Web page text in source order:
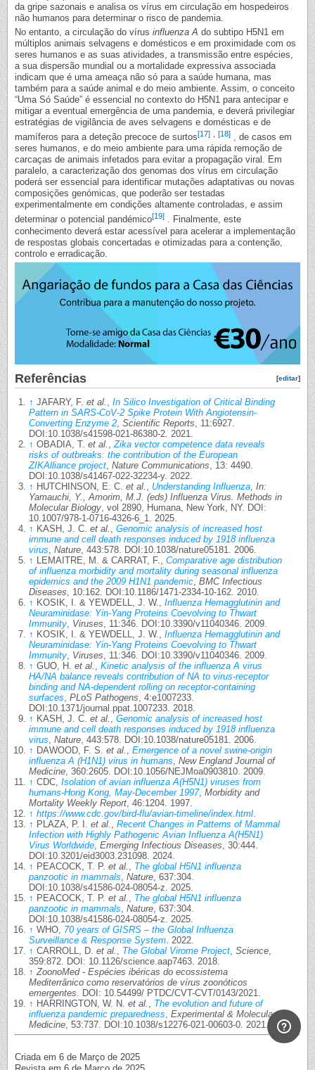
da gripe sazonais e analisa os vírus em circulação em hospedeiros
não humanos para determinar o risco de pandemia.
No entanto, a circulação do vírus influenza A do subtipo H5N1 em
múltiplos animais selvagens e domésticos e em proximidade com os
seres humanos e as suas atividades, a transmissão entre espécies,
a sua dispersão mundial ou a mortalidade expressiva associada
indicam que é uma ameaça não só para a saúde humana, mas
também para a saúde animal e do meio ambiente. Assim, o conceito
“Uma Só Saúde” é essencial no contexto do H5N1 para antecipar e
mitigar a eventual emergência de uma pandemia, e deverá privilegiar
estratégias de vigilância de aves selvagens e domésticas e de
mamíferos para a deteção precoce de surtos[17] [18] , de casos em
seres humanos, e do meio ambiente para uma rápida remoção de
carcaças de animais infetados para evitar a propagação viral. Em
paralelo, a caracterização dos genomas dos vírus em circulação
poderá ser essencial para identificar mutações adaptativas ou novas
composições genómicas, que poderão ser testadas
experimentalmente em condições altamente controladas, e assim
determinar o potencial pandémico[19] . Finalmente, este
conhecimento deverá estar acessível para acelerar a implementação
de respostas globais concertadas e otimizadas para a contenção,
controlo e erradicação.
[editar]
Referências
↑ JAFARY, F. et al.
In Silico Investigation of Critical Binding
Pattern in SARS-CoV-2 Spike Protein With Angiotensin-
Converting Enzyme 2 Scientific Reports , 11:6927.
DOI:10.1038/s41598-021-86380-2. 2021.
↑ OBADIA, T. et al.
Zika vector competence data reveals
risks of outbreaks: the contribution of the European
ZIKAlliance project Nature Communications , 13: 4490.
DOI:10.1038/s41467-022-32234-y. 2022.
↑ HUTCHINSON, E. C. et al. Understanding Influenza In:
Yamauchi, Y., Amorim, M.J. (eds) Influenza Virus. Methods in
Molecular Biology , vol 2890, Humana, New York, NY. DOI:
10.1007/978-1-0716-4326-6_1. 2025.
↑ KASH, J. C. et al.
Genomic analysis of increased host
immune and cell death responses induced by 1918 influenza
virus Nature , 443:578. DOI:10.1038/nature05181. 2006.
↑ LEMAITRE, M. & CARRAT, F., Comparative age distribution
of influenza morbidity and mortality during seasonal influenza
epidemics and the 2009 H1N1 pandemic BMC Infectious
Diseases , 10:162. DOI:10.1186/1471-2334-10-162. 2010.
↑ KOSIK, I. & YEWDELL, J. W., Influenza Hemagglutinin and
Neuraminidase: Yin-Yang Proteins Coevolving to Thwart
Immunity Viruses , 11:346. DOI:10.3390/v11040346. 2009.
↑ KOSIK, I. & YEWDELL, J. W., Influenza Hemagglutinin and
Neuraminidase: Yin-Yang Proteins Coevolving to Thwart
Immunity Viruses , 11:346. DOI:10.3390/v11040346. 2009.
↑ GUO, H. et al.
Kinetic analysis of the influenza A virus
HA/NA balance reveals contribution of NA to virus-receptor
binding and NA-dependent rolling on receptor-containing
surfaces PLoS Pathogens , 4:e1007233.
DOI:10.1371/journal.ppat.1007233. 2018.
↑ KASH, J. C. et al.
Genomic analysis of increased host
immune and cell death responses induced by 1918 influenza
virus Nature , 443:578. DOI:10.1038/nature05181. 2006.
↑ DAWOOD, F. S. et al.
Emergence of a novel swine-origin
influenza A (H1N1) virus in humans New England Journal of
Medicine , 360:2605. DOI:10.1056/NEJMoa0903810. 2009.
↑ CDC, Isolation of avian influenza A(H5N1) viruses from
humans-Hong Kong, May-December 1997, Morbidity and
Mortality Weekly Report , 46:1204. 1997.
↑ https://www.cdc.gov/bird-flu/avian-timeline/index.html
↑ PLAZA, P. I. et al.
Recent Changes in Patterns of Mammal
Infection with Highly Pathogenic Avian Influenza A(H5N1)
Virus Worldwide Emerging Infectious Diseases , 30:444.
DOI:10.3201/eid3003.231098. 2024.
↑ PEACOCK, T. P. et al.
The global H5N1 influenza
panzootic in mammals Nature , 637:304.
DOI:10.1038/s41586-024-08054-z. 2025.
↑ PEACOCK, T. P. et al.
The global H5N1 influenza
panzootic in mammals Nature , 637:304.
DOI:10.1038/s41586-024-08054-z. 2025.
↑ WHO, 70 years of GISRS – the Global Influenza
Surveillance & Response System . 2022.
↑ CARROLL, D. et al. The Global Virome Project Science
359:872. DOI: 10.1126/science.aap7463. 2018.
↑ ZoonoMed - Espécies ibéricas do ecossistema
Mediterrânico como reservatórios de vírus zoonóticos
emergentes . DOI: 10.54499/ PTDC/CVT-CVT/0143/2021.
↑ HARRINGTON, W. N. et al.
The evolution and future of
influenza pandemic preparedness Experimental & Molecular
Medicine , 53:737. DOI:10.1038/s12276-021-00603-0. 2021.
Criada em 6 de Março de 2025